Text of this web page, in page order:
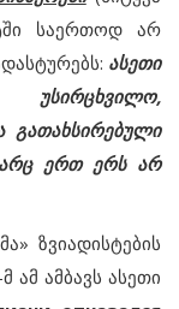
საერთოდ არ
ასეთი
გათახსირებული
არც ერთ ერს არ
ზვიადისტების
ამ ამბავს ასეთი